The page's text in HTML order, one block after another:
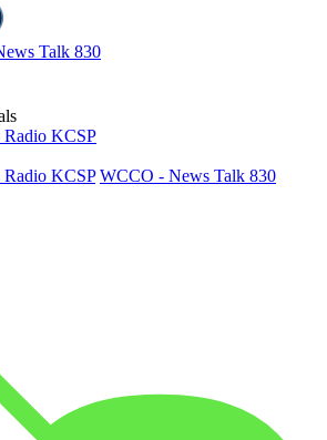
Talk 830
Radio KCSP
Radio KCSP WCCO - News Talk 830